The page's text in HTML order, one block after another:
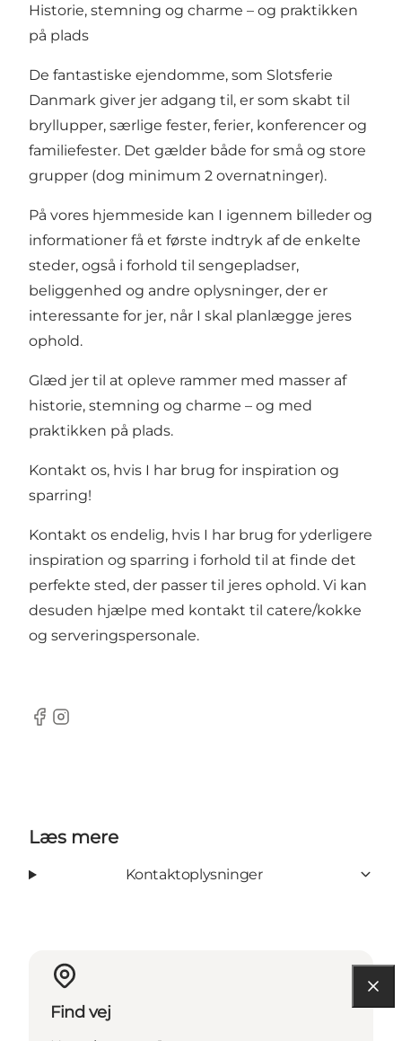
Historie, stemning og charme – og praktikken
på plads
De fantastiske ejendomme, som Slotsferie
Danmark giver jer adgang til, er som skabt til
bryllupper, særlige fester, ferier, konferencer og
familiefester. Det gælder både for små og store
grupper (dog minimum 2 overnatninger).
På vores hjemmeside kan I igennem billeder og
informationer få et første indtryk af de enkelte
steder, også i forhold til sengepladser,
beliggenhed og andre oplysninger, der er
interessante for jer, når I skal planlægge jeres
ophold.
Glæd jer til at opleve rammer med masser af
historie, stemning og charme – og med
praktikken på plads.
Kontakt os, hvis I har brug for inspiration og
sparring!
Kontakt os endelig, hvis I har brug for yderligere
inspiration og sparring i forhold til at finde det
perfekte sted, der passer til jeres ophold. Vi kan
desuden hjælpe med kontakt til catere/kokke
og serveringspersonale.
Facebook
Instagram
Læs mere
Kontaktoplysninger
Find vej